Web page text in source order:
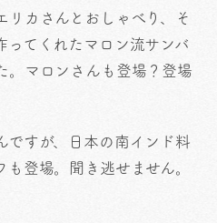
リカさんとおしゃべり、そ
ってくれたマロン流サンバ
。マロンさんも登場？登場
ですが、日本の南インド料
登場。聞き逃せません。